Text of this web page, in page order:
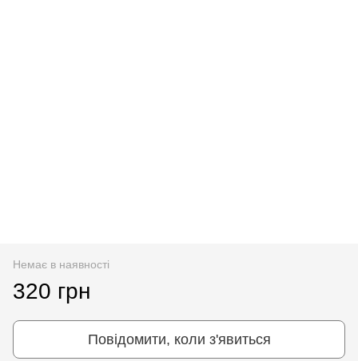
Немає в наявності
320 грн
Повідомити, коли з'явиться